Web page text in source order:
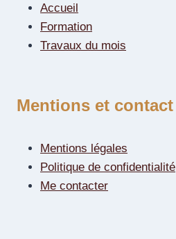
Accueil
Formation
Travaux du mois
Mentions et contact
Mentions légales
Politique de confidentialité
Me contacter